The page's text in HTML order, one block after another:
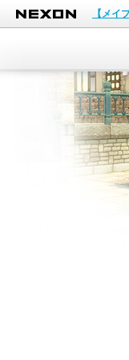
NEXON
【メイ